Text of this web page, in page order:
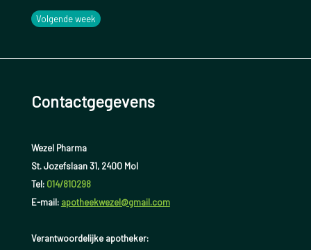
Volgende week
Contactgegevens
Wezel Pharma
St. Jozefslaan 31, 2400 Mol
Tel: 014/810298
E-mail: apotheekwezel@gmail.com
Verantwoordelijke apotheker: